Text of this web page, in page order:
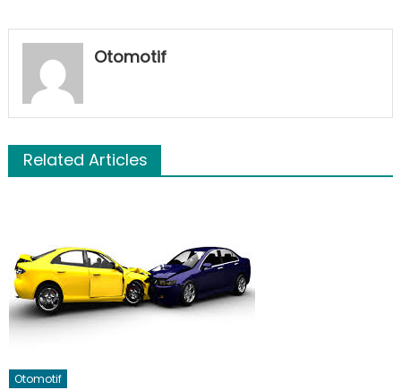
Otomotif
Related Articles
Otomotif